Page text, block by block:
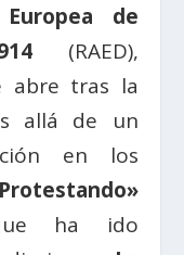
de
(RAED),
abre tras la
allá de un
en los
ha ido